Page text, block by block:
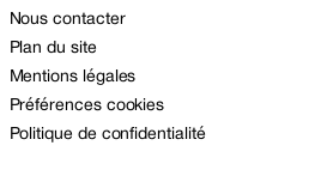
Nous contacter
Plan du site
Mentions légales
Préférences cookies
Politique de confidentialité